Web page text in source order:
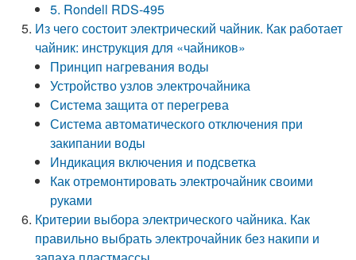
5. Rondell RDS-495
Из чего состоит электрический чайник. Как работает
чайник: инструкция для «чайников»
Принцип нагревания воды
Устройство узлов электрочайника
Система защита от перегрева
Система автоматического отключения при
закипании воды
Индикация включения и подсветка
Как отремонтировать электрочайник своими
руками
Критерии выбора электрического чайника. Как
правильно выбрать электрочайник без накипи и